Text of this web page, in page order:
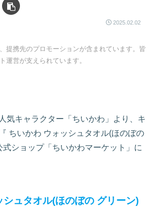
2025.02.02
提携先のプロモーションが含まれています。皆
運営が支えられています。
気キャラクター「ちいかわ」より、キ
ちいかわ ウォッシュタオル(ほのぼの
式ショップ「ちいかわマーケット」に
シュタオル(ほのぼの グリーン)